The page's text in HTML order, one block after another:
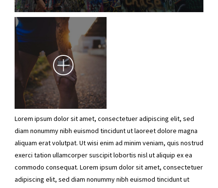
Lorem ipsum dolor sit amet, consectetuer adipiscing elit, sed
diam nonummy nibh euismod tincidunt ut laoreet dolore magna
aliquam erat volutpat. Ut wisi enim ad minim veniam, quis nostrud
exerci tation ullamcorper suscipit lobortis nisl ut aliquip ex ea
commodo consequat. Lorem ipsum dolor sit amet, consectetuer
adipiscing elit, sed diam nonummy nibh euismod tincidunt ut